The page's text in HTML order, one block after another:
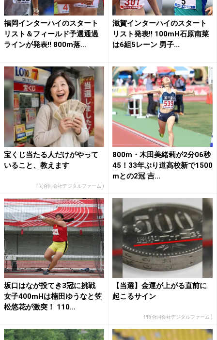
福岡インターハイのスタート
リスト＆フィールド予選通過
ラインが発表!! 800m落...
滋賀インターハイのスタート
リスト発表!! 100mH石原南菜
は6組5レーン 男子...
宝くじ当たる人だけがやって
いること、教えます
PR(合同会社デジタルファーム )
800m・木田美緒莉が2分06秒
45！33年ぶり道高校新で1500
mとの2冠 吉...
坂口はなが投てき3冠に挑戦
女子400mHは楠田ゆうなと笠
松悠花が激突！ 110...
【当選】金運が上がる直前に
起こるサイン
PR(合同会社デジタルファーム )